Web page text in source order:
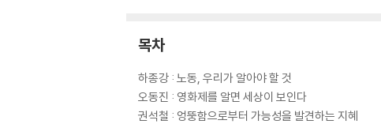
목차
하종강 : 노동, 우리가 알아야 할 것
오동진 : 영화제를 알면 세상이 보인다
권석철 : 엉뚱함으로부터 가능성을 발견하는 지혜